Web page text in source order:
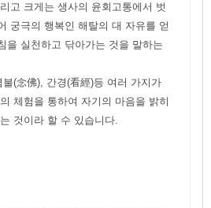
고 크게는 생사의 윤회고통에서 벗
궁극의 행복인 해탈의 대 자유를 얻
을 실천하고 닦아가는 것을 말하는
(念佛), 간경(看經)등 여러 가지가
체험을 통하여 자기의 마음을 밝히
것이라 할 수 있습니다.